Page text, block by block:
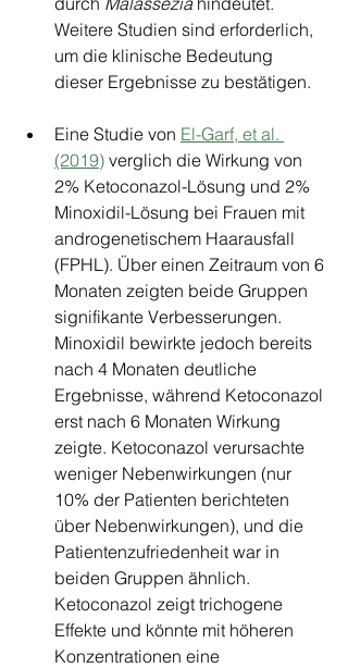
Weitere Studien sind erforderlich,
um die klinische Bedeutung
dieser Ergebnisse zu bestätigen.
Eine Studie von El-Garf, et al.
(2019) verglich die Wirkung von
2% Ketoconazol-Lösung und 2%
Minoxidil-Lösung bei Frauen mit
androgenetischem Haarausfall
(FPHL). Über einen Zeitraum von 6
Monaten zeigten beide Gruppen
signifikante Verbesserungen.
Minoxidil bewirkte jedoch bereits
nach 4 Monaten deutliche
Ergebnisse, während Ketoconazol
erst nach 6 Monaten Wirkung
zeigte. Ketoconazol verursachte
weniger Nebenwirkungen (nur
10% der Patienten berichteten
über Nebenwirkungen), und die
Patientenzufriedenheit war in
beiden Gruppen ähnlich.
Ketoconazol zeigt trichogene
Effekte und könnte mit höheren
Konzentrationen eine